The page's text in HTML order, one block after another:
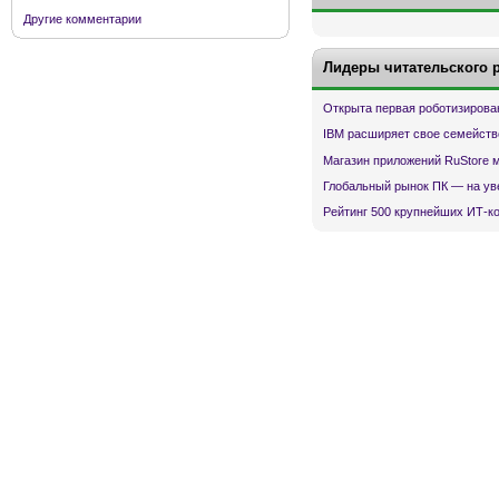
Другие комментарии
Лидеры читательского
Открыта первая
IBM расширяет свое
Магазин приложений RuStore
Глобальный рынок ПК — на
Рейтинг 500 крупнейших ИТ-